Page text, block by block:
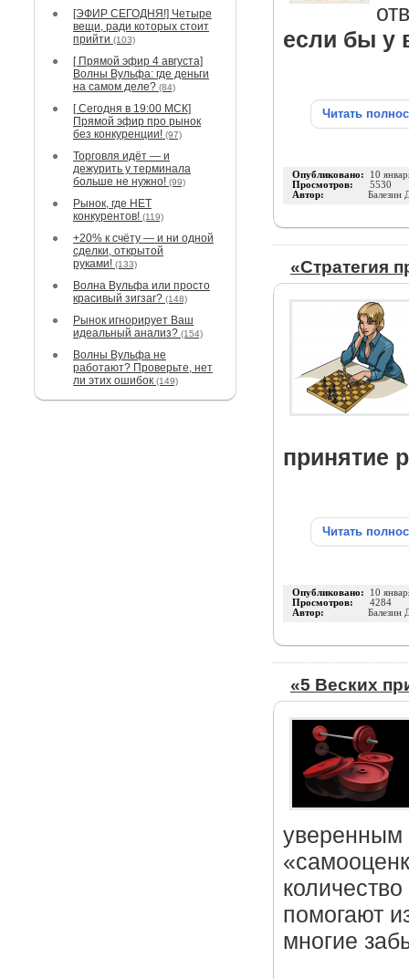
[ЭФИР СЕГОДНЯ!] Четыре
вещи, ради которых стоит
прийти (103)
[ Прямой эфир 4 августа]
Волны Вульфа: где деньги
на самом деле? (84)
[ Сегодня в 19:00 МСК]
Прямой эфир про рынок
без конкуренции! (97)
Торговля идёт — и
дежурить у терминала
больше не нужно! (99)
Рынок, где НЕТ
конкурентов! (119)
+20% к счёту — и ни одной
сделки, открытой
руками! (133)
Волна Вульфа или просто
красивый зигзаг? (148)
Рынок игнорирует Ваш
идеальный анализ? (154)
Волны Вульфа не
работают? Проверьте, нет
ли этих ошибок (149)
если бы у
Читать
Опубликовано: 10
Просмотров: 5530
Автор: Балезин
«Стратегия
принятие
Читать
Опубликовано: 10
Просмотров: 4284
Автор: Балезин
«5 Веских
уверенным
помогают
многие